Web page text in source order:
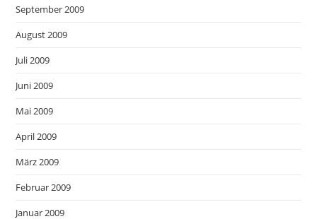
September 2009
August 2009
Juli 2009
Juni 2009
Mai 2009
April 2009
März 2009
Februar 2009
Januar 2009